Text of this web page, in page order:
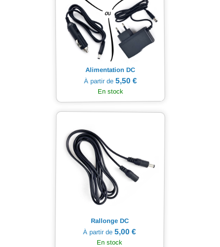
Alimentation DC
À partir de 5,50 €
En stock
Rallonge DC
À partir de5,00 €
En stock